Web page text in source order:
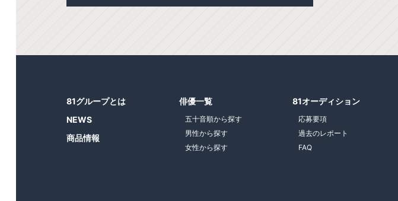
81グループとは
NEWS
商品情報
俳優一覧
五十音順から探す
男性から探す
女性から探す
81オーディション
応募要項
過去のレポート
FAQ